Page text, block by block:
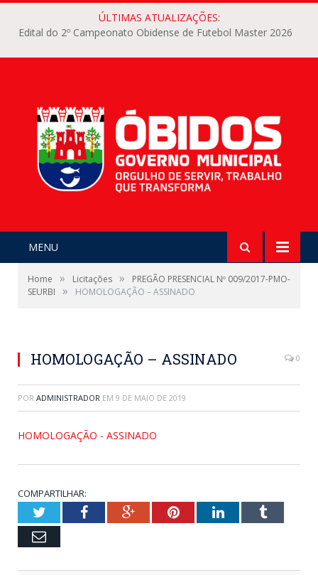
ÚLTIMAS ATUALIZAÇÕES:
Edital do 2º Campeonato Obidense de Futebol Master 2026
MENU
Home » Licitações »
PREGÃO PRESENCIAL Nº 009/2017-PMO-
SEURBI
» HOMOLOGAÇÃO – ASSINADO
HOMOLOGAÇÃO – ASSINADO 0
POR ADMINISTRADOR EM 9 DE MAIO DE 2019
HOMOLOGAÇÃO - ASSINADO
COMPARTILHAR:
TwitterFacebookGoogle+PinterestLinkedInTumblr
Email